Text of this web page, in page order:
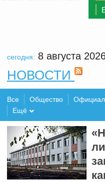
сегодня: 8 августа
НОВОСТИ
Все Общество
Ещё